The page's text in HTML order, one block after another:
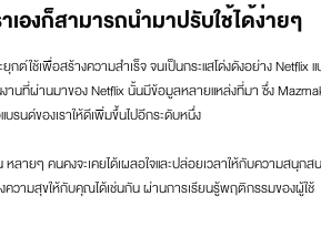
องก็สามารถนำมาปรับใช้ได้ง่ายๆ
ต์ใช้เพื่อสร้างความสำเร็จ จนเป็นกระแสโด่งดังอย่าง Netflix
งานที่ผ่านมาของ Netflix นั้นมีข้อมูลหลายแหล่งที่มา ซึ่ง
รนด์ของเราให้ดีเพิ่มขึ้นไปอีกระดับหนึ่ง
ายๆ คนคงจะเคยได้เผลอใจและปล่อยเวลาให้กับความสนุกส
วามสุขให้กับคุณได้เช่นกัน ผ่านการเรียนรู้พฤติกรรมของผู้ใช้